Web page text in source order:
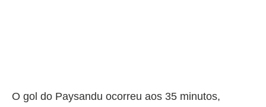
O gol do Paysandu ocorreu aos 35 minutos,